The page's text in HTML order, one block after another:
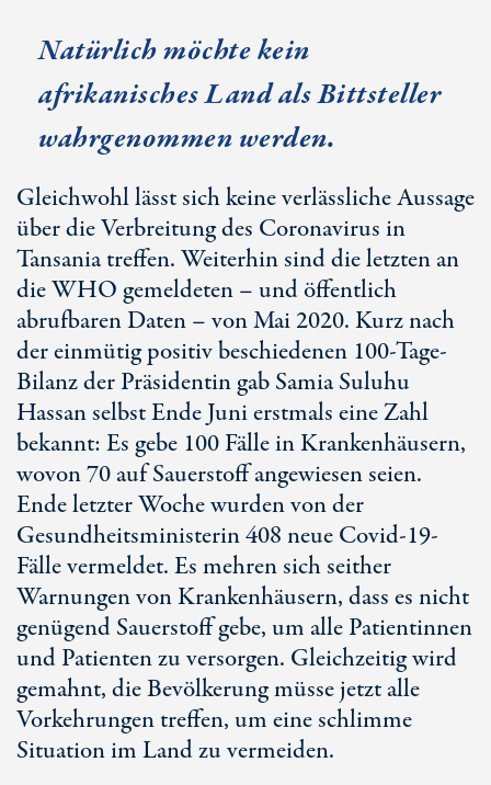
Natürlich möchte kein
afrikanisches Land als Bittsteller
wahrgenommen werden.
Gleichwohl lässt sich keine verlässliche Aussage
über die Verbreitung des Coronavirus in
Tansania treffen. Weiterhin sind die letzten an
die WHO gemeldeten – und öffentlich
abrufbaren Daten – von Mai 2020. Kurz nach
der einmütig positiv beschiedenen 100-Tage-
Bilanz der Präsidentin gab Samia Suluhu
Hassan selbst Ende Juni erstmals eine Zahl
bekannt: Es gebe 100 Fälle in Krankenhäusern,
wovon 70 auf Sauerstoff angewiesen seien.
Ende letzter Woche wurden von der
Gesundheitsministerin 408 neue Covid-19-
Fälle vermeldet. Es mehren sich seither
Warnungen von Krankenhäusern, dass es nicht
genügend Sauerstoff gebe, um alle Patientinnen
und Patienten zu versorgen. Gleichzeitig wird
gemahnt, die Bevölkerung müsse jetzt alle
Vorkehrungen treffen, um eine schlimme
Situation im Land zu vermeiden.